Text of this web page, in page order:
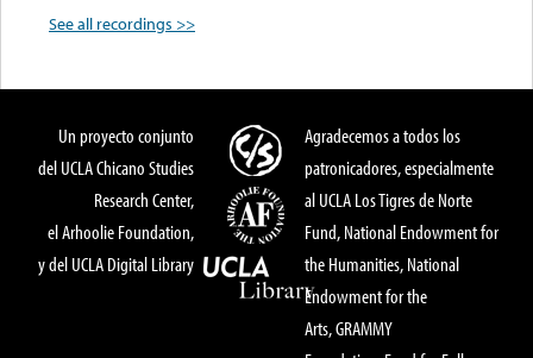
See all recordings >>
Un proyecto conjunto
del UCLA Chicano Studies
Research Center,
el Arhoolie Foundation,
y del UCLA Digital Library
Agradecemos a todos los
patronicadores, especialmente
al UCLA Los Tigres de Norte
Fund, National Endowment for
the Humanities, National
Endowment for the
Arts, GRAMMY